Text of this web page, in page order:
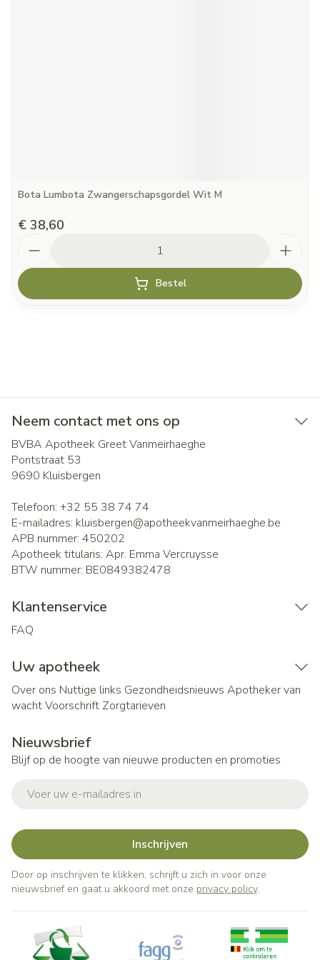
Bota Lumbota Zwangerschapsgordel Wit M
€ 38,60
Bestel
Neem contact met ons op
BVBA Apotheek Greet Vanmeirhaeghe
Pontstraat 53
9690 Kluisbergen
Telefoon: +32 55 38 74 74
E-mailadres: kluisbergen@apotheekvanmeirhaeghe.be
APB nummer: 450202
Apotheek titularis: Apr. Emma Vercruysse
BTW nummer: BE0849382478
Klantenservice
FAQ
Uw apotheek
Over ons Nuttige links Gezondheidsnieuws Apotheker van
wachtVoorschrift Zorgtarieven
Nieuwsbrief
Blijf op de hoogte van nieuwe producten en promoties
Inschrijven
Door op inschrijven te klikken, schrijft u zich in voor onze
nieuwsbrief en gaat u akkoord met onze privacy policy.